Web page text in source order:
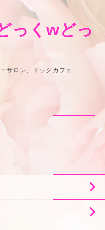
っくwどっ
サロン、ドッグカフェ